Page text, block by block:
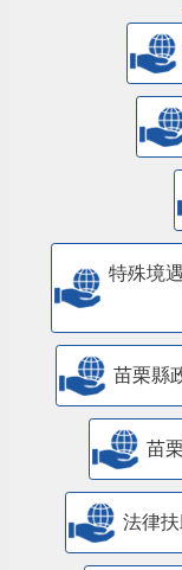
特殊境
苗栗縣
苗
法律